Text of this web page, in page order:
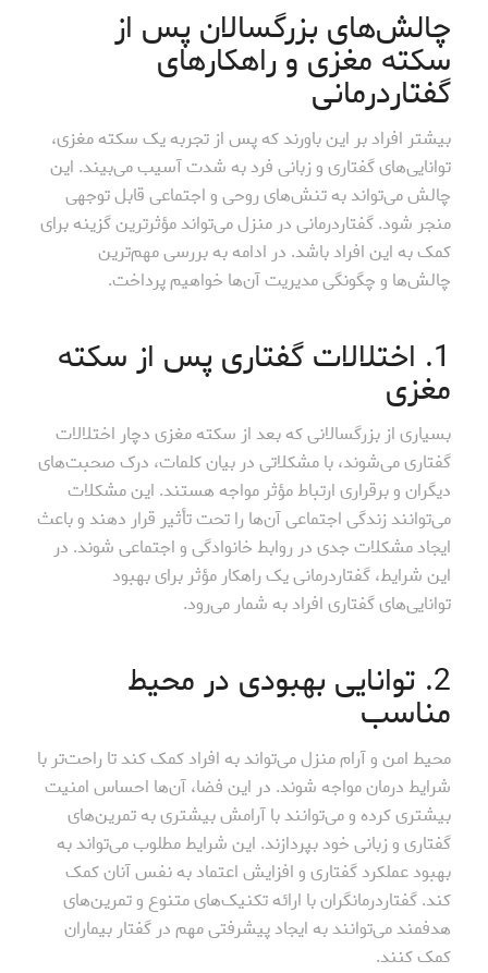
چالش‌های بزرگسالان پس از
سکته مغزی و راهکارهای
گفتاردرمانی
بیشتر افراد بر این باورند که پس از تجربه یک سکته مغزی،
توانایی‌های گفتاری و زبانی فرد به شدت آسیب می‌بیند. این
چالش می‌تواند به تنش‌های روحی و اجتماعی قابل توجهی
منجر شود. گفتاردرمانی در منزل می‌تواند مؤثرترین گزینه برای
کمک به این افراد باشد. در ادامه به بررسی مهم‌ترین
چالش‌ها و چگونگی مدیریت آن‌ها خواهیم پرداخت.
1. اختلالات گفتاری پس از سکته
مغزی
بسیاری از بزرگسالانی که بعد از سکته مغزی دچار اختلالات
گفتاری می‌شوند، با مشکلاتی در بیان کلمات، درک صحبت‌های
دیگران و برقراری ارتباط مؤثر مواجه هستند. این مشکلات
می‌توانند زندگی اجتماعی آن‌ها را تحت تأثیر قرار دهند و باعث
ایجاد مشکلات جدی در روابط خانوادگی و اجتماعی شوند. در
این شرایط، گفتاردرمانی یک راهکار مؤثر برای بهبود
توانایی‌های گفتاری افراد به شمار می‌رود.
2. توانایی بهبودی در محیط
مناسب
محیط امن و آرام منزل می‌تواند به افراد کمک کند تا راحت‌تر با
شرایط درمان مواجه شوند. در این فضا، آن‌ها احساس امنیت
بیشتری کرده و می‌توانند با آرامش بیشتری به تمرین‌های
گفتاری و زبانی خود بپردازند. این شرایط مطلوب می‌تواند به
بهبود عملکرد گفتاری و افزایش اعتماد به نفس آنان کمک
کند. گفتاردرمانگران با ارائه تکنیک‌های متنوع و تمرین‌های
هدفمند می‌توانند به ایجاد پیشرفتی مهم در گفتار بیماران
کمک کنند.